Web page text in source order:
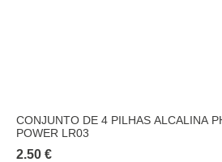
CONJUNTO DE 4 PILHAS ALCALINA
POWER LR03
2.50 €